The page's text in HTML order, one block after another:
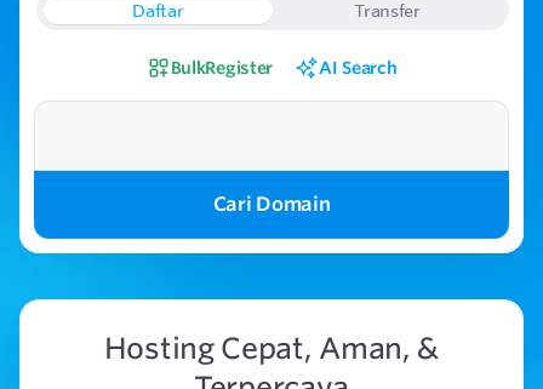
Daftar Transfer
BulkRegister AI Search
Cari Domain
Hosting Cepat, Aman, &